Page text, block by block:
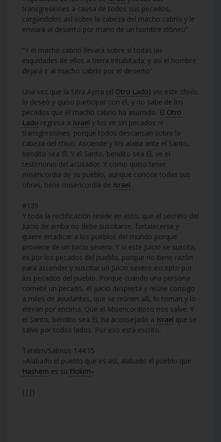
transgresiones a causa de todos sus pecados,
cargándolos así sobre la cabeza del macho cabrío y le
enviará al desierto por mano de un hombre idóneo”
“Y el macho cabrío llevará sobre sí todas las
iniquidades de ellos a tierra inhabitada; y así el hombre
dejará ir al macho cabrío por el desierto”
Una vez que la Sitra Ajera (el Otro Lado) vio este chivo,
lo deseó y quiso participar con él, y no sabe de los
pecados que el macho cabrío ha asumido. El Otro
Lado regresa a Israel y los ve sin pecados ni
transgresiones, porque todos descansan sobre la
cabeza del chivo. Asciende y los alaba ante el Santo,
bendito sea Él. Y el Santo, bendito sea Él, ve el
testimonio del acusador. Y como quiso tener
misericordia de su pueblo, aunque conoce todas sus
obras, tiene misericordia de Israel.
#139
Y toda la rectificación reside en esto, que el secreto del
Juicio de arriba no debe suscitarse, fortalecerse y
quiere erradicar a los pueblos del mundo porque
proviene de un Juicio severo. Y si este Juicio se suscita,
es por los pecados del pueblo, porque no tiene razón
para ascender y suscitar un Juicio severo excepto por
los pecados del pueblo. Porque cuando una persona
comete un pecado, el juicio despierta y reúne consigo
a miles de ayudantes, que se reúnen allí, lo toman y lo
elevan por encima. Que el Misericordioso nos salve. Y
el Santo, bendito sea Él, ha aconsejado a Israel que se
salve por todos lados. Por eso está escrito:
Tehilim/Salmos 144:15
«Alabado el pueblo que es así, alabado el pueblo que
Hashem es su Elokim»
{||}